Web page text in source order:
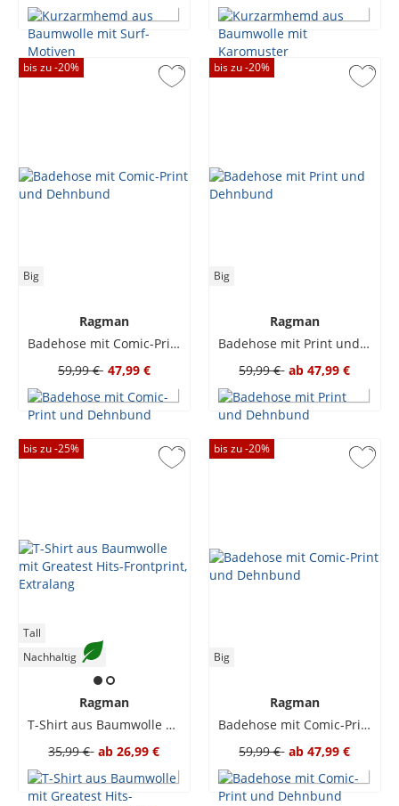
bis zu -20%
Big
Ragman
Badehose mit Comic-Print und Dehnbund
59,99 € 47,99 €
bis zu -20%
Big
Ragman
Badehose mit Print und Dehnbund
59,99 € ab 47,99 €
bis zu -25%
Tall
Nachhaltig
Ragman
T-Shirt aus Baumwolle mit Greatest Hits-Frontprint, Extralang
35,99 € ab 26,99 €
bis zu -20%
Big
Ragman
Badehose mit Comic-Print und Dehnbund
59,99 € ab 47,99 €